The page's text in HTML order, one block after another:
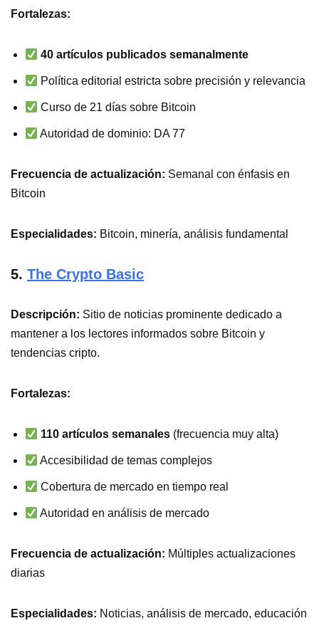
Fortalezas:
40 artículos publicados semanalmente
Política editorial estricta sobre precisión y relevancia
Curso de 21 días sobre Bitcoin
Autoridad de dominio: DA 77
Frecuencia de actualización: Semanal con énfasis en
Bitcoin
Especialidades: Bitcoin, minería, análisis fundamental
5. The Crypto Basic
Descripción: Sitio de noticias prominente dedicado a
mantener a los lectores informados sobre Bitcoin y
tendencias cripto.
Fortalezas:
110 artículos semanales (frecuencia muy alta)
Accesibilidad de temas complejos
Cobertura de mercado en tiempo real
Autoridad en análisis de mercado
Frecuencia de actualización: Múltiples actualizaciones
diarias
Especialidades: Noticias, análisis de mercado, educación